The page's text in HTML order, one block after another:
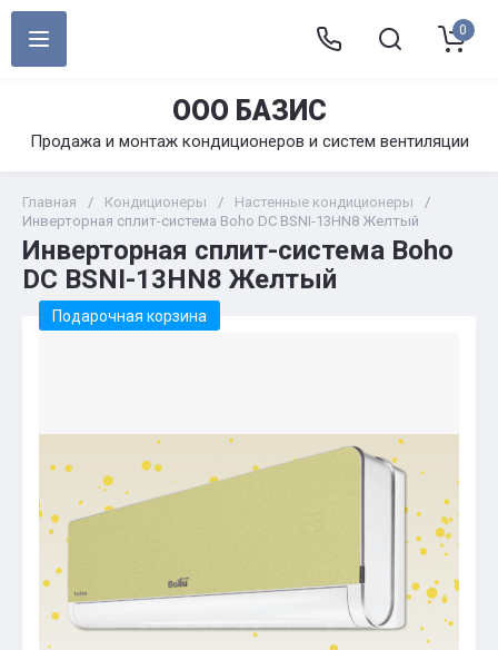
ООО БАЗИС
Продажа и монтаж кондиционеров и систем вентиляции
0
Главная / Кондиционеры / Настенные кондиционеры
/
Инверторная сплит-система Boho DC BSNI-13HN8 Желтый
Инверторная сплит-система Boho
DC BSNI-13HN8 Желтый
Подарочная корзина